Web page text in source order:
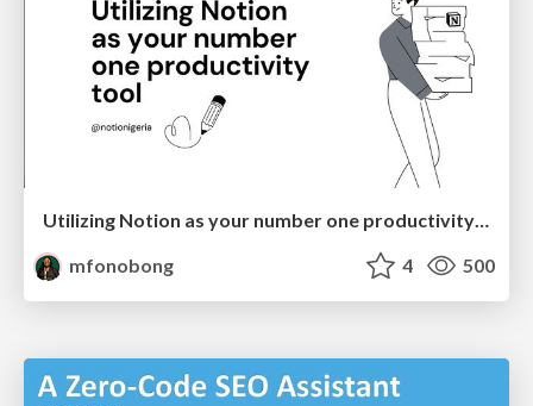
Utilizing Notion as your number one productivity tool
mfonobong
4 500